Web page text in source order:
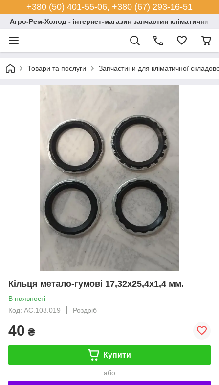
+380 (50) 401-55-06, +380 (67) 293-16-51
Агро-Рем-Холод - інтернет-магазин запчастин кліматичних
Товари та послуги Запчастини для кліматичної
Кільця метало-гумові 17,32x25,4x1,4 мм.
В наявності
Код: АС.108.019
Роздріб
40 ₴
Купити
або